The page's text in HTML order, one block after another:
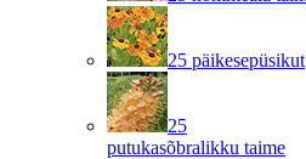
25 päikesepüsikut
25
putukasõbralikku taime